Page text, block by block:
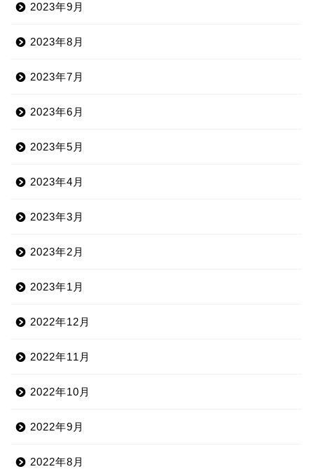
2023年9月
2023年8月
2023年7月
2023年6月
2023年5月
2023年4月
2023年3月
2023年2月
2023年1月
2022年12月
2022年11月
2022年10月
2022年9月
2022年8月